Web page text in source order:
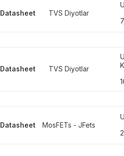
Datasheet TVS Diyotlar
Datasheet TVS Diyotlar
Datasheet MosFETs - JFets